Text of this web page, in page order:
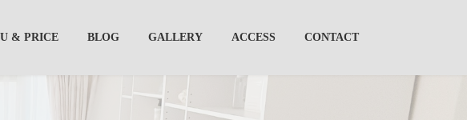
& PRICE BLOG GALLERY ACCESS CONTACT